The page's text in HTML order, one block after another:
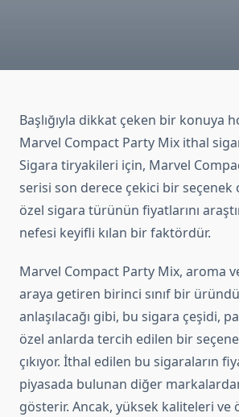
Başlığıyla dikkat çeken bir konuya
Marvel Compact Party Mix ithal
Sigara tiryakileri için, Marvel
serisi son derece çekici bir seçenek
özel sigara türünün fiyatlarını
nefesi keyifli kılan bir faktördür.
Marvel Compact Party Mix, aroma
araya getiren birinci sınıf bir
anlaşılacağı gibi, bu sigara çeşidi,
özel anlarda tercih edilen bir
çıkıyor. İthal edilen bu sigaraların
piyasada bulunan diğer
gösterir. Ancak, yüksek kaliteleri ve